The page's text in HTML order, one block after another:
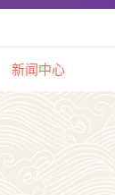
新闻中心